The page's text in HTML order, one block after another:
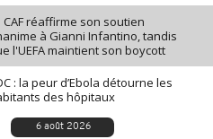
CAF réaffirme son soutien
à Gianni Infantino, tandis
l'UEFA maintient son boycott
: la peur d’Ebola détourne les
des hôpitaux
6 août 2026